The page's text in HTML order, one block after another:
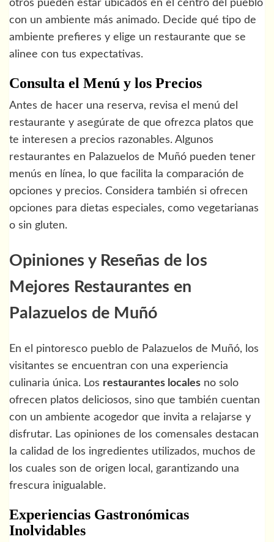
otros pueden estar ubicados en el centro del pueblo
con un ambiente más animado. Decide qué tipo de
ambiente prefieres y elige un restaurante que se
alinee con tus expectativas.
Consulta el Menú y los Precios
Antes de hacer una reserva, revisa el menú del
restaurante y asegúrate de que ofrezca platos que
te interesen a precios razonables. Algunos
restaurantes en Palazuelos de Muñó pueden tener
menús en línea, lo que facilita la comparación de
opciones y precios. Considera también si ofrecen
opciones para dietas especiales, como vegetarianas
o sin gluten.
Opiniones y Reseñas de los
Mejores Restaurantes en
Palazuelos de Muñó
En el pintoresco pueblo de Palazuelos de Muñó, los
visitantes se encuentran con una experiencia
culinaria única. Los restaurantes locales no solo
ofrecen platos deliciosos, sino que también cuentan
con un ambiente acogedor que invita a relajarse y
disfrutar. Las opiniones de los comensales destacan
la calidad de los ingredientes utilizados, muchos de
los cuales son de origen local, garantizando una
frescura inigualable.
Experiencias Gastronómicas
Inolvidables